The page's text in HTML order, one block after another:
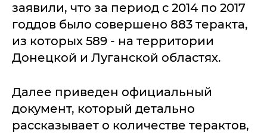
заявили, что за период с 2014 по 2017
годдов было совершено 883 теракта,
из которых 589 - на территории
Донецкой и Луганской областях.
Далее приведен официальный
документ, который детально
рассказывает о количестве терактов,